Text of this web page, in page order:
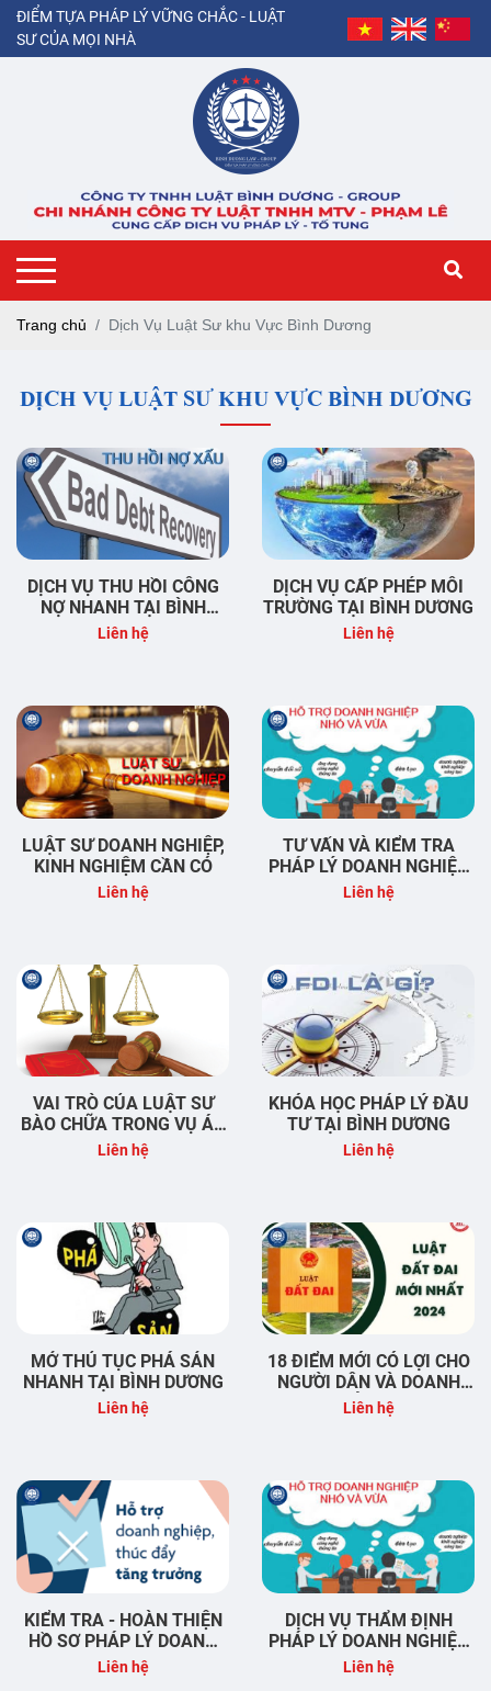
ĐIỂM TỰA PHÁP LÝ VỮNG CHẮC - LUẬT
SƯ CỦA MỌI NHÀ
Trang chủ Dịch Vụ Luật Sư khu Vực Bình Dương
DỊCH VỤ LUẬT SƯ KHU VỰC BÌNH DƯƠNG
DỊCH VỤ THU HỒI CÔNG
NỢ NHANH TẠI BÌNH
DƯƠNG & BÌNH PHƯỚC
Liên hệ
DỊCH VỤ CẤP PHÉP MÔI
TRƯỜNG TẠI BÌNH DƯƠNG
Liên hệ
LUẬT SƯ DOANH NGHIỆP,
KINH NGHIỆM CẦN CÓ
Liên hệ
TƯ VẤN VÀ KIỂM TRA
PHÁP LÝ DOANH NGHIỆP
BÌNH DƯƠNG
Liên hệ
VAI TRÒ CỦA LUẬT SƯ
BÀO CHỮA TRONG VỤ ÁN
HÌNH SỰ
Liên hệ
KHÓA HỌC PHÁP LÝ ĐẦU
TƯ TẠI BÌNH DƯƠNG
Liên hệ
MỞ THỦ TỤC PHÁ SẢN
NHANH TẠI BÌNH DƯƠNG
Liên hệ
18 ĐIỂM MỚI CÓ LỢI CHO
NGƯỜI DÂN VÀ DOANH
NGHIỆP CỦA LUẬT ĐẤT
Liên hệ
KIỂM TRA - HOÀN THIỆN
HỒ SƠ PHÁP LÝ DOANH
NGHIỆP TẠI BÌNH DƯƠNG
Liên hệ
DỊCH VỤ THẨM ĐỊNH
PHÁP LÝ DOANH NGHIỆP
TẠI BÌNH DƯƠNG & BÌNH
PHƯỚC
Liên hệ